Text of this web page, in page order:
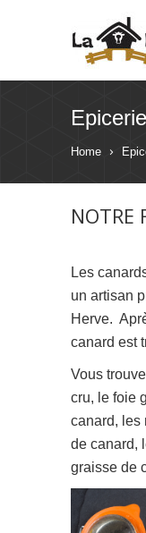
Home
NOTRE
Les
un artisan
Herve.
canard est
Vous
cru, le foie
canard, les
de canard,
graisse de